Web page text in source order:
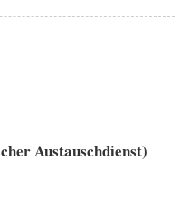
Austauschdienst)